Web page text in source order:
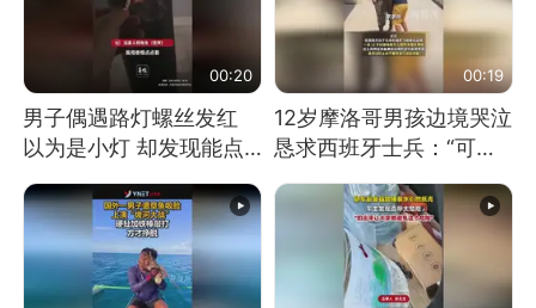
00:20
男子偶遇路灯螺丝发红
以为是小灯 却发现能点
燃香烟 当事人：已报警
处理
00:19
12岁摩洛哥男孩边境哭泣
恳求西班牙士兵：“可不
可以不要把我遣返回国”